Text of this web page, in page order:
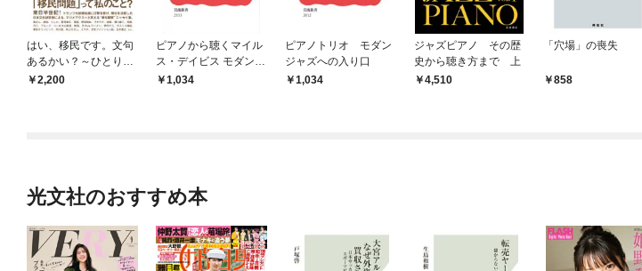
はい、移民です。文句
あるかい？～ひとりの
帰化者の日本文化雑考
2,200
ピアノから聴くマイル
ス・デイビス モダンジ
ャズのリズムセクショ
1,034
ピアノトリオ モダン
ジャズへの入り口
1,034
ジャズピアノ その歴
史から聴き方まで 上
4,510
「穴場」の喪失
858
光文社のおすすめ本